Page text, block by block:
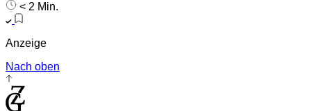
< 2 Min.
Anzeige
Nach oben